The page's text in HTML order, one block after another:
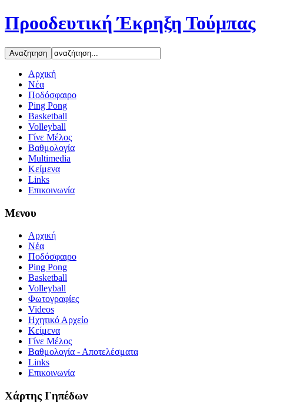
Προοδευτική Έκρηξη Τούμπας
Αρχική
Νέα
Ποδόσφαιρο
Ping Pong
Basketball
Volleyball
Γίνε Μέλος
Βαθμολογία
Multimedia
Κείμενα
Links
Επικοινωνία
Μενου
Αρχική
Νέα
Ποδόσφαιρο
Ping Pong
Basketball
Volleyball
Φωτογραφίες
Videos
Ηχητικό Αρχείο
Κείμενα
Γίνε Μέλος
Βαθμολογία - Αποτελέσματα
Links
Επικοινωνία
Χάρτης Γηπέδων